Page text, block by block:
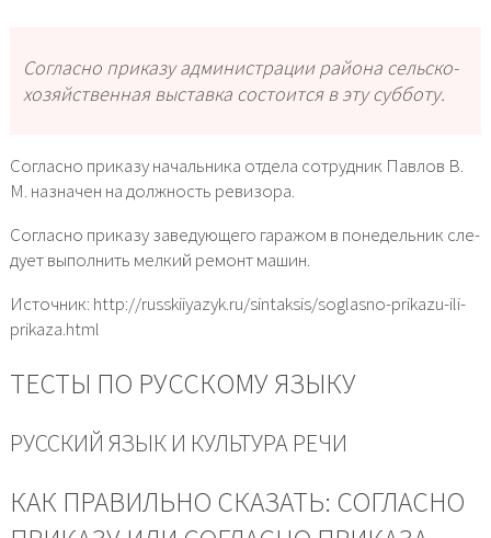
Согласно при­ка­зу адми­ни­стра­ции рай­о­на сель­ско­
хо­зяй­ствен­ная выстав­ка состо­ит­ся в эту суб­бо­ту.
Согласно при­ка­зу началь­ни­ка отде­ла сотруд­ник Павлов В.
М. назна­чен на долж­ность реви­зо­ра.
Согласно при­ка­зу заве­ду­ю­ще­го гара­жом в поне­дель­ник сле­
ду­ет выпол­нить мел­кий ремонт машин.
Источник: http://russkiiyazyk.ru/sintaksis/soglasno-prikazu-ili-
prikaza.html
ТЕСТЫ ПО РУССКОМУ ЯЗЫКУ
РУССКИЙ ЯЗЫК И КУЛЬТУРА РЕЧИ
КАК ПРАВИЛЬНО СКАЗАТЬ: СОГЛАСНО